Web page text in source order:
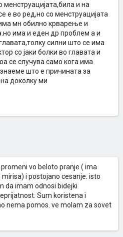
и на
е во ред,но со менструацијата
мн обилно крварење и
има и еден др проблем а и
силни што се има
со јаки болки во главата и
се случува само кога има
што е причината за
доколку ми
vo beloto pranje ( ima
i postojano cesanje. isto
da imam odnosi bidejki
Sum koristena i
nema pomos. ve molam za sovet